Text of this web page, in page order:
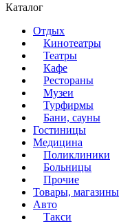
Каталог
Отдых
Кинотеатры
Театры
Кафе
Рестораны
Музеи
Турфирмы
Бани, сауны
Гостиницы
Медицина
Поликлиники
Больницы
Прочие
Товары, магазины
Авто
Такси